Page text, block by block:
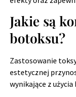
Jakie są
botoksu?
Zastosowanie
estetycznej
wynikające z